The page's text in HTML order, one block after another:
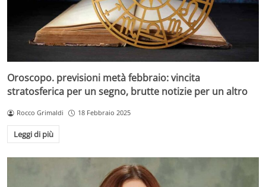
Oroscopo. previsioni metà febbraio: vincita
stratosferica per un segno, brutte notizie per un altro
Rocco Grimaldi 18 Febbraio 2025
Leggi di più